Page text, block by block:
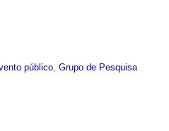
público ,Grupo de Pesquisa